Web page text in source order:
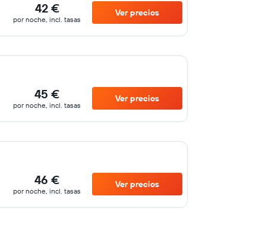
42 €
por noche, incl. tasas
Ver precios
45 €
por noche, incl. tasas
Ver precios
46 €
por noche, incl. tasas
Ver precios